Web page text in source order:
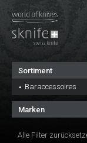
Sortiment
Baraccessoires
Marken
Alle Filter